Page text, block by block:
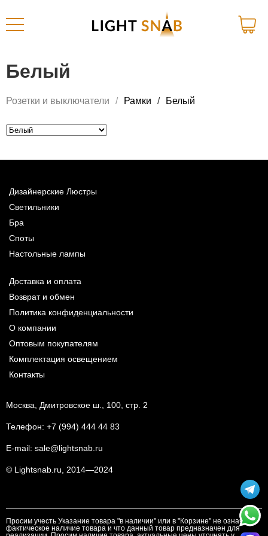
Белый
Розетки и выключатели Рамки Белый
Дизайнерские Люстры
Светильники
Бра
Споты
Настольные лампы
Доставка и оплата
Возврат и обмен
Политика конфиденциальности
О компании
Оптовым покупателям
Комплектация освещением
Контакты
Москва, Дмитровское ш., 100, стр. 2
Телефон: +7 (994) 444 44 83
E-mail: sale@lightsnab.ru
© Lightsnab.ru, 2014—2024
Просим учесть Указание товара "в наличии" или в "Корзине" не означает
фактическое наличие товара и что данный товар предназначен для